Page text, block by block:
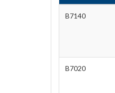
B7140
B7020